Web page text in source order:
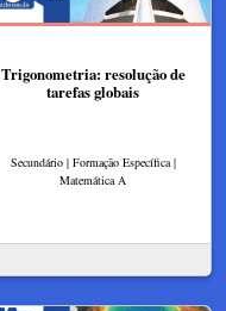
Trigonometria: resolução de
tarefas globais
Secundário | Formação Específica |
Matemática A